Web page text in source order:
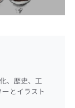
、歴史、工
とイラスト